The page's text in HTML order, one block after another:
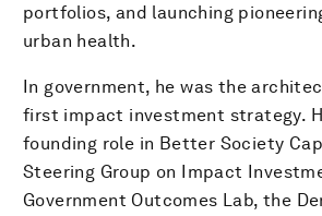
portfolios, and launching
urban health.
In government, he was the
first impact investment strategy.
founding role in Better Society
Steering Group on Impact
Government Outcomes Lab, the